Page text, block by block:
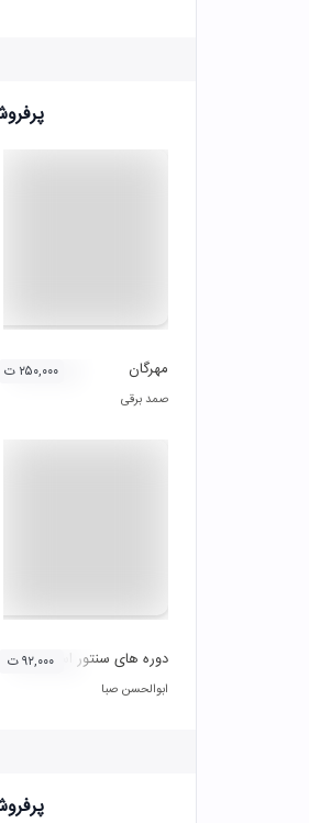
مهرگان
صمد برقی
۲۵۰,۰۰۰ ت
دوره های سنتور استاد
ابوالحسن صبا
۹۲,۰۰۰ ت